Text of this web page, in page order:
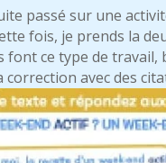
passé sur une
fois, je prends la
font ce type de travail,
correction avec des